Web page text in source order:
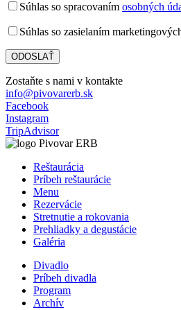
Súhlas so spracovaním osobných
Súhlas so zasielaním
Zostaňte s nami v kontakte
info@pivovarerb.sk
Facebook
Instagram
TripAdvisor
Reštaurácia
Príbeh reštaurácie
Menu
Rezervácie
Stretnutie a rokovania
Prehliadky a degustácie
Galéria
Divadlo
Príbeh divadla
Program
Archív